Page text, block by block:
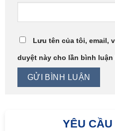
Lưu tên của tôi, email,
duyệt này cho lần bình luận
YÊU